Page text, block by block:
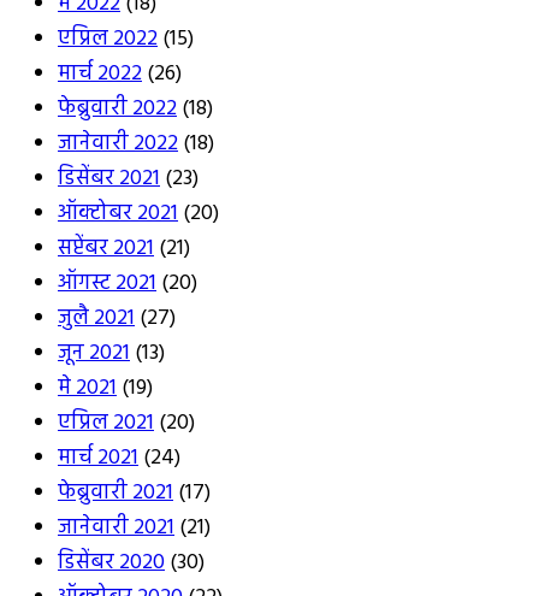
एप्रिल 2022(15)
मार्च 2022(26)
फेब्रुवारी 2022(18)
जानेवारी 2022(18)
डिसेंबर 2021(23)
ऑक्टोबर 2021(20)
सप्टेंबर 2021(21)
ऑगस्ट 2021(20)
जुलै 2021(27)
जून 2021(13)
मे 2021(19)
एप्रिल 2021(20)
मार्च 2021(24)
फेब्रुवारी 2021(17)
जानेवारी 2021(21)
डिसेंबर 2020(30)